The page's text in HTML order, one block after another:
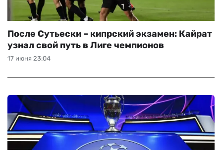
17 июня 23:04
После Сутьески – кипрский экзамен: Кайрат
узнал свой путь в Лиге чемпионов